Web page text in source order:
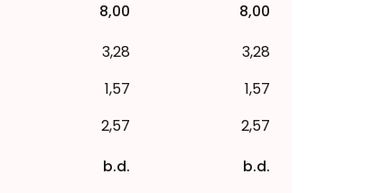
8,00
8,00
3,28
3,28
1,57
1,57
2,57
2,57
b.d.
b.d.